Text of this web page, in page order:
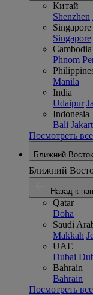
Китай
Shenzhen
Singapore
Singapore
Cambodia
Phnom
Manila
India
Udaipur
Indonesia
Bali
Посмотреть
Ближний Восток
Ближний
Назад к
Qatar
Doha
Saudi
Makkah
UAE
Dubai
Bahrain
Bahrain
Посмотреть